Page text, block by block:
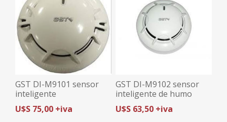
GST DI-M9101 sensor
inteligente
humo/temperatura (UL)
U$S 75,00 +iva
GST DI-M9102 sensor
inteligente de humo
fotoelectrico (UL)
U$S 63,50 +iva